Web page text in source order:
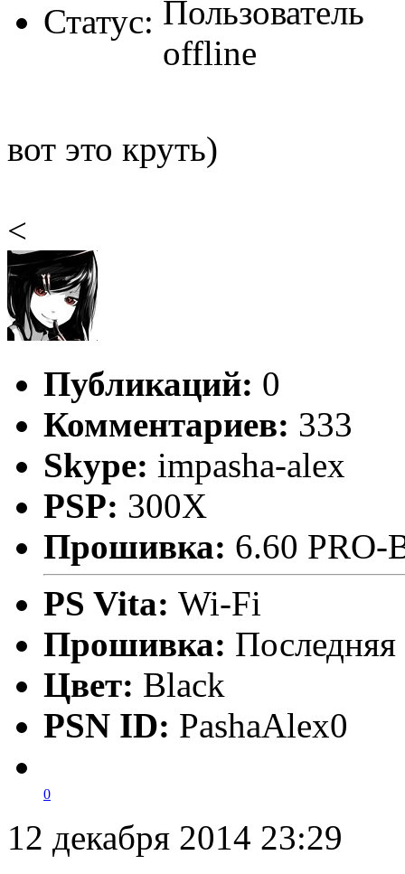
Статус:
вот это круть)
<
Публикаций: 0
Комментариев: 333
Skype: impasha-alex
PSP: 300X
Прошивка: 6.60 PRO-
PS Vita: Wi-Fi
Прошивка: Последняя
Цвет: Black
PSN ID: PashaAlex0
0
12 декабря 2014 23:29